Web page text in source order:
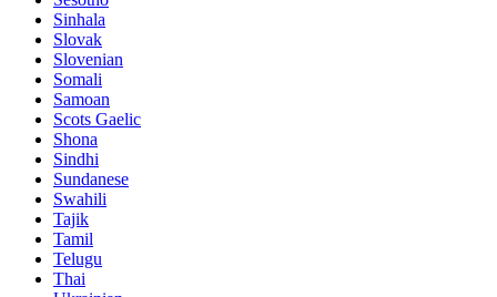
Sinhala
Slovak
Slovenian
Somali
Samoan
Scots Gaelic
Shona
Sindhi
Sundanese
Swahili
Tajik
Tamil
Telugu
Thai